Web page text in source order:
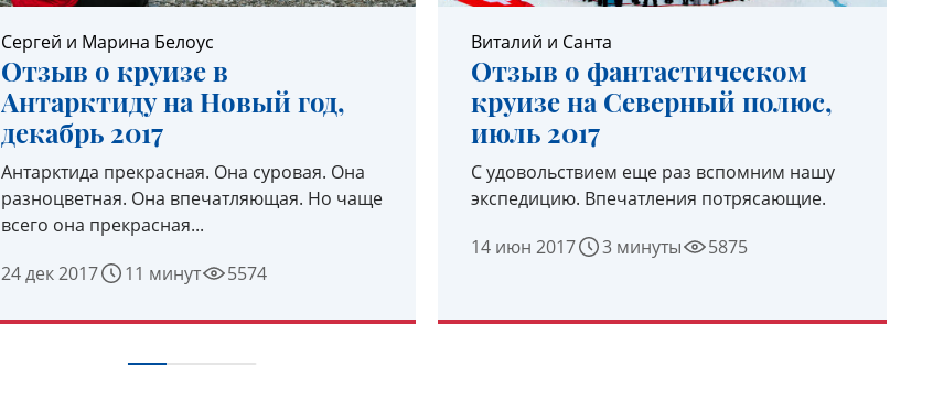
Сергей и Марина Белоус
Отзыв о круизе в
Антарктиду на Новый год,
декабрь 2017
Антарктида прекрасная. Она суровая. Она
разноцветная. Она впечатляющая. Но чаще
всего она прекрасная...
24 дек 2017
11 минут 5574
УЗНАТЬ ПОДРОБНЕЕ
Виталий и Санта
Отзыв о фантастическом
круизе на Северный полюс,
июль 2017
С удовольствием еще раз вспомним нашу
экспедицию. Впечатления потрясающие.
14 июн 2017
3 минуты 5875
УЗНАТЬ ПОДРОБНЕЕ